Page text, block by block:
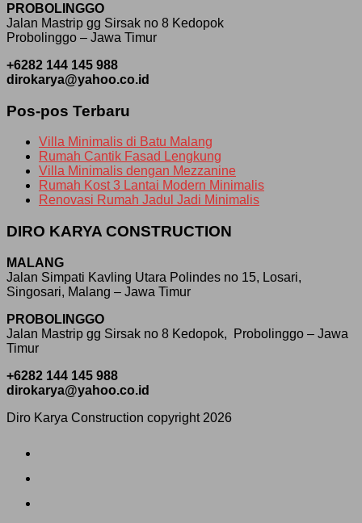
PROBOLINGGO
Jalan Mastrip gg Sirsak no 8 Kedopok
Probolinggo – Jawa Timur
+6282 144 145 988
dirokarya@yahoo.co.id
Pos-pos Terbaru
Villa Minimalis di Batu Malang
Rumah Cantik Fasad Lengkung
Villa Minimalis dengan Mezzanine
Rumah Kost 3 Lantai Modern Minimalis
Renovasi Rumah Jadul Jadi Minimalis
DIRO KARYA CONSTRUCTION
MALANG
Jalan Simpati Kavling Utara Polindes no 15, Losari,
Singosari, Malang – Jawa Timur
PROBOLINGGO
Jalan Mastrip gg Sirsak no 8 Kedopok, Probolinggo – Jawa
Timur
+6282 144 145 988
dirokarya@yahoo.co.id
Diro Karya Construction copyright 2026